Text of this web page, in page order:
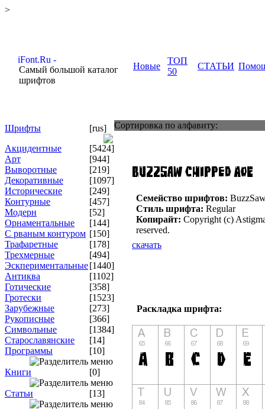
>
Самый большой каталог
шрифтов
Новые
ТОП
50
СТАТЬИ
Шрифты
[rus]
Акцидентные
[5424]
Арт
[944]
Выворотные
[219]
Декоративные
[1097]
Исторические
[249]
Контурные
[457]
Модерн
[52]
Орнаментальные
[144]
С рваным контуром [150]
Трафаретные
[178]
Трехмерные
[494]
Эскпериментальные[1440]
Антиква
[1102]
Готические
[358]
Гротески
[1523]
Зарубежные
[273]
Рукописные
[366]
Символьные
[1384]
Старославянские
[14]
Программы
[10]
Книги [0]
Статьи [13]
Сортировка по алфавиту:
Семейство шрифтов:
Стиль шрифта: Regular
Копирайт: Copyright (c)
reserved.
скачать
Раскладка шрифта: